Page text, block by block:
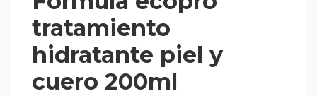
tratamiento
hidratante piel y
cuero 200ml